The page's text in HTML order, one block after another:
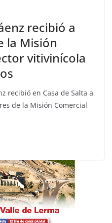
recibió a
la Misión
vitivinícola
recibió en Casa de Salta a
de la Misión Comercial